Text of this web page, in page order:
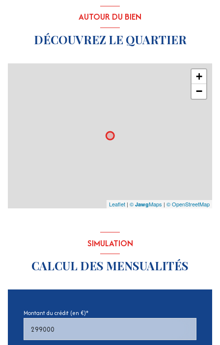
AUTOUR DU BIEN
DÉCOUVREZ LE QUARTIER
+
−
Leaflet | © JawgMaps | © OpenStreetMap
SIMULATION
CALCUL DES MENSUALITÉS
Montant du crédit (en €)*